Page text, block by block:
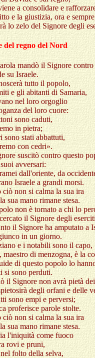
a consolidare e
e la giustizia, ora e
lo zelo del Signore degli
del regno del Nord
mandò il Signore
su Israele.
tutto il popolo,
e gli abitanti di Samaria,
nel loro orgoglio
del loro cuore:
sono caduti,
in pietra;
sono stati abbattuti,
con cedri».
suscitò contro questo
avversari:
dall'oriente, da
Israele a grandi morsi.
ciò non si calma la sua ira
sua mano rimane stesa.
non è tornato a chi lo
il Signore degli
il Signore ha amputato a
in un giorno.
e i notabili sono il capo,
maestro di menzogna, è la
di questo popolo lo
si sono perduti.
il Signore non avrà pietà
degli orfani e delle
sono empi e perversi;
proferisce parole stolte.
ciò non si calma la sua ira
sua mano rimane stesa.
l'iniquità come fuoco
rovi e pruni,
folto della selva,